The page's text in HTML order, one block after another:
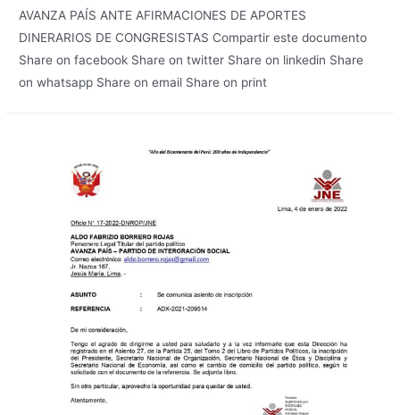
AVANZA PAÍS ANTE AFIRMACIONES DE APORTES
DINERARIOS DE CONGRESISTAS Compartir este documento
Share on facebook Share on twitter Share on linkedin Share
on whatsapp Share on email Share on print